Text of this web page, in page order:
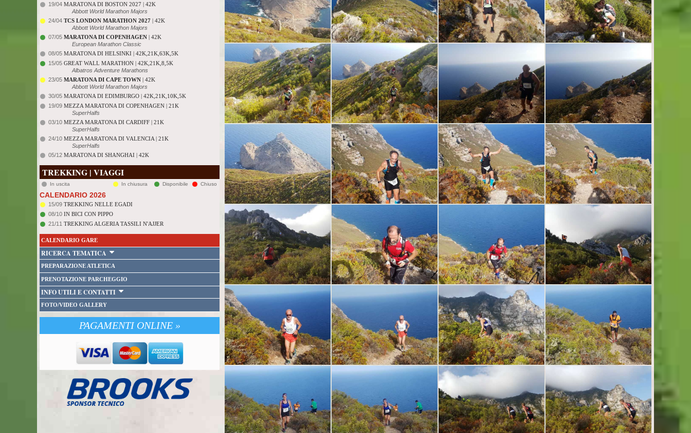
19/04 MARATONA DI BOSTON 2027 | 42K
Abbott World Marathon Majors
24/04 TCS LONDON MARATHON 2027 | 42K
Abbott World Marathon Majors
07/05 MARATONA DI COPENHAGEN | 42K
European Marathon Classic
08/05 MARATONA DI HELSINKI | 42K,21K,63K,5K
15/05 GREAT WALL MARATHON | 42K,21K,8,5K
Albatros Adventure Marathons
23/05 MARATONA DI CAPE TOWN | 42K
Abbott World Marathon Majors
30/05 MARATONA DI EDIMBURGO | 42K,21K,10K,5K
19/09 MEZZA MARATONA DI COPENHAGEN | 21K
SuperHalfs
03/10 MEZZA MARATONA DI CARDIFF | 21K
SuperHalfs
24/10 MEZZA MARATONA DI VALENCIA | 21K
SuperHalfs
05/12 MARATONA DI SHANGHAI | 42K
TREKKING | VIAGGI
In uscita In chiusura Disponibile Chiuso
CALENDARIO 2026
15/09 TREKKING NELLE EGADI
08/10 IN BICI CON PIPPO
21/11 TREKKING ALGERIA TASSILI N'AJJER
CALENDARIO GARE
RICERCA TEMATICA
PREPARAZIONE ATLETICA
PRENOTAZIONE PARCHEGGIO
INFO UTILI E CONTATTI
FOTO/VIDEO GALLERY
PAGAMENTI ONLINE »